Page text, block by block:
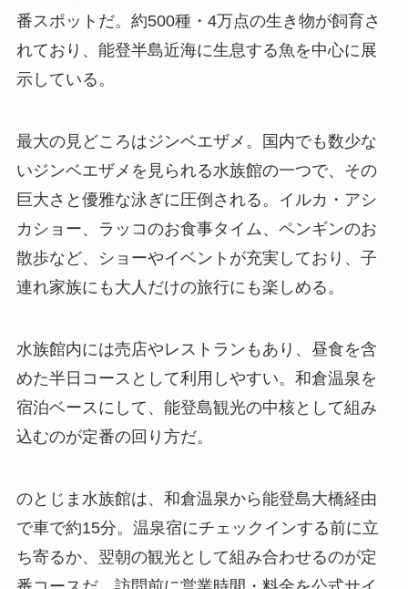
番スポットだ。約500種・4万点の生き物が飼育さ
れており、能登半島近海に生息する魚を中心に展
示している。
最大の見どころはジンベエザメ。国内でも数少な
いジンベエザメを見られる水族館の一つで、その
巨大さと優雅な泳ぎに圧倒される。イルカ・アシ
カショー、ラッコのお食事タイム、ペンギンのお
散歩など、ショーやイベントが充実しており、子
連れ家族にも大人だけの旅行にも楽しめる。
水族館内には売店やレストランもあり、昼食を含
めた半日コースとして利用しやすい。和倉温泉を
宿泊ベースにして、能登島観光の中核として組み
込むのが定番の回り方だ。
のとじま水族館は、和倉温泉から能登島大橋経由
で車で約15分。温泉宿にチェックインする前に立
ち寄るか、翌朝の観光として組み合わせるのが定